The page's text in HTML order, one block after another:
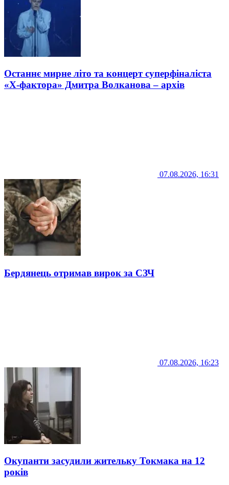
Останнє мирне літо та концерт суперфіналіста
«Х-фактора» Дмитра Волканова – архів
07.08.2026, 16:31
Бердянець отримав вирок за СЗЧ
07.08.2026, 16:23
Окупанти засудили жительку Токмака на 12
років